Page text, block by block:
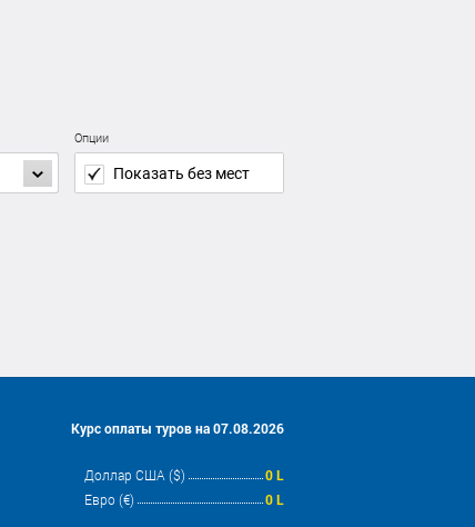
Опции
Показать без мест
Курс оплаты туров на 07.08.2026
Доллар США ($)
0 L
Евро (€)
0 L